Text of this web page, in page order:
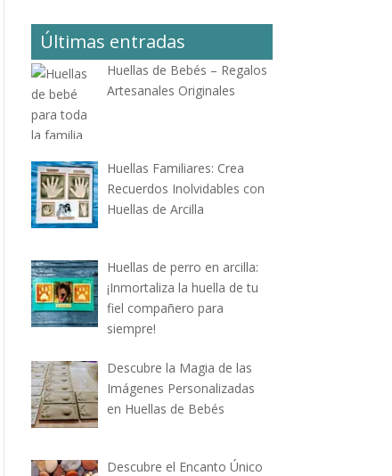
Últimas entradas
Huellas de Bebés – Regalos
Artesanales Originales
Huellas Familiares: Crea
Recuerdos Inolvidables con
Huellas de Arcilla
Huellas de perro en arcilla:
¡Inmortaliza la huella de tu
fiel compañero para
siempre!
Descubre la Magia de las
Imágenes Personalizadas
en Huellas de Bebés
Descubre el Encanto Único